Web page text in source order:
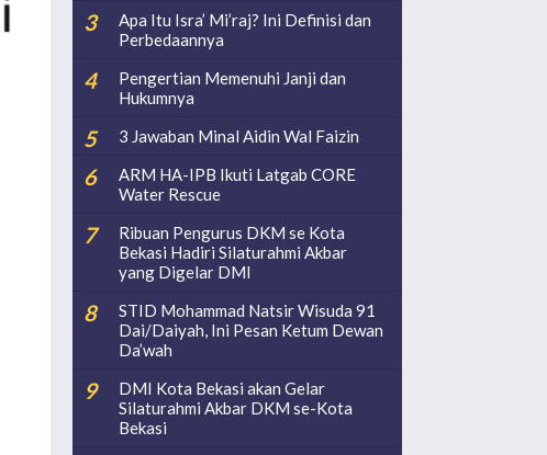
Apa Itu Isra’ Mi’raj? Ini Definisi dan
Perbedaannya
Pengertian Memenuhi Janji dan
Hukumnya
3 Jawaban Minal Aidin Wal Faizin
ARM HA-IPB Ikuti Latgab CORE
Water Rescue
Ribuan Pengurus DKM se Kota
Bekasi Hadiri Silaturahmi Akbar
yang Digelar DMI
STID Mohammad Natsir Wisuda 91
Dai/Daiyah, Ini Pesan Ketum Dewan
Da’wah
DMI Kota Bekasi akan Gelar
Silaturahmi Akbar DKM se-Kota
Bekasi